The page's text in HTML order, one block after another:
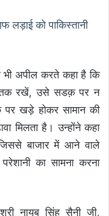
को पाकिस्तानी
भी अपील करते कहा है कि
तक रखें, उसे सडक़ पर न
खड़े होकर सामान की
मिलता है। उन्होंने कहा
बाजार में आने वाले
का सामना करना
नायब सिंह सैनी जी,